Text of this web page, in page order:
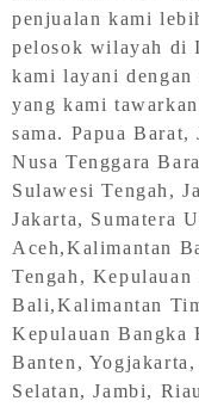
penjualan kami
pelosok wilayah di
kami layani dengan
yang kami
sama. Papua Barat,
Nusa Tenggara
Sulawesi Tengah,
Jakarta, Sumatera
Aceh,Kalimantan
Tengah, Kepulauan
Bali,Kalimantan
Kepulauan Bangka
Banten,
Selatan, Jambi,